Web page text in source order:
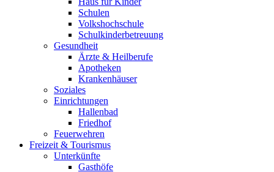
Schulen
Volkshochschule
Schulkinderbetreuung
Gesundheit
Ärzte & Heilberufe
Apotheken
Krankenhäuser
Soziales
Einrichtungen
Hallenbad
Friedhof
Feuerwehren
Freizeit & Tourismus
Unterkünfte
Gasthöfe